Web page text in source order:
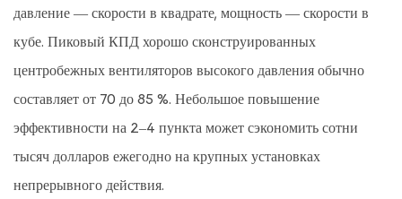
давление — скорости в квадрате, мощность — скорости в
кубе. Пиковый КПД хорошо сконструированных
центробежных вентиляторов высокого давления обычно
составляет от 70 до 85 %. Небольшое повышение
эффективности на 2–4 пункта может сэкономить сотни
тысяч долларов ежегодно на крупных установках
непрерывного действия.